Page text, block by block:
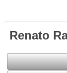
Renato